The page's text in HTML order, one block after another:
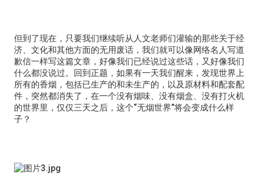
但到了现在，只要我们继续听从人文老师们灌输的那些关于经
济、文化和其他方面的无用废话，我们就可以像网络名人写道
歉信一样写这篇文章，好像我们已经说过这些话，又好像我们
什么都没说过。回到正题，如果有一天我们醒来，发现世界上
所有的香烟，包括已生产的和未生产的，以及原材料和配套配
件，突然都消失了，在一个没有烟味、没有烟盒、没有打火机
的世界里，仅仅三天之后，这个“无烟世界”将会变成什么样
子？